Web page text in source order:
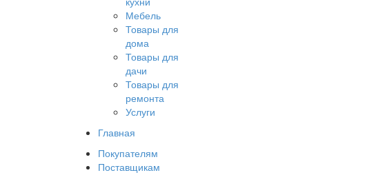
Мебель
Товары для
дома
Товары для
дачи
Товары для
ремонта
Услуги
Главная
Покупателям
Поставщикам